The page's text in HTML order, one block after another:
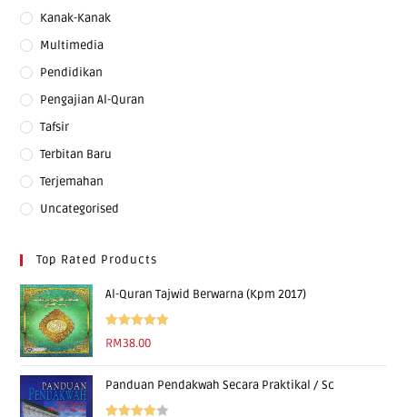
Kanak-Kanak
Multimedia
Pendidikan
Pengajian Al-Quran
Tafsir
Terbitan Baru
Terjemahan
Uncategorised
Top Rated Products
Al-Quran Tajwid Berwarna (Kpm 2017)
Rated 5.00
RM38.00
Panduan Pendakwah Secara Praktikal / Sc